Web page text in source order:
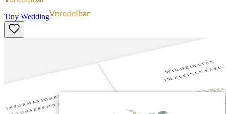
Tiny Wedding